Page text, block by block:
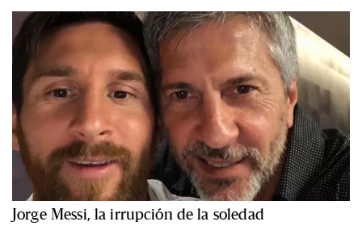
Jorge Messi, la irrupción de la soledad